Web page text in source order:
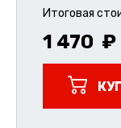
Итоговая
1 470